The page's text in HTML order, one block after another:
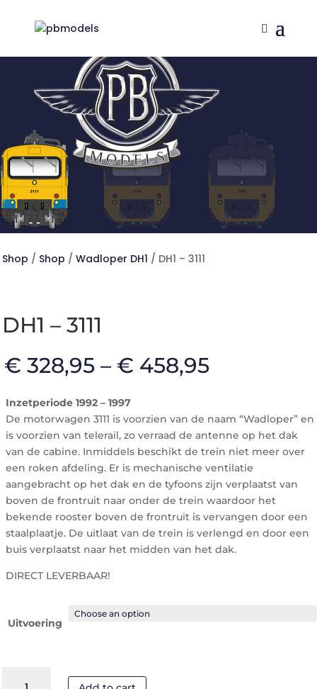
Shop / Shop / Wadloper DH1 / DH1 – 3111
DH1 – 3111
€ 328,95 – € 458,95
Inzetperiode 1992 – 1997
De motorwagen 3111 is voorzien van de naam “Wadloper” en
is voorzien van telerail, zo verraad de antenne op het dak
van de cabine. Inmiddels beschikt de trein niet meer over
een roken afdeling. Er is mechanische ventilatie
aangebracht op het dak en de tyfoons zijn verplaatst van
boven de frontruit naar onder de trein waardoor het
bekende rooster boven de frontruit is vervangen door een
staalplaatje. De uitlaat van de trein is verlengd en door een
buis verplaatst naar het midden van het dak.
DIRECT LEVERBAAR!
Uitvoering